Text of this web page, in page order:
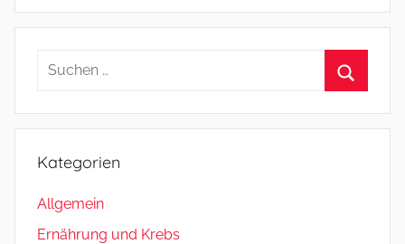
Suchen
Kategorien
Allgemein
Ernährung und Krebs